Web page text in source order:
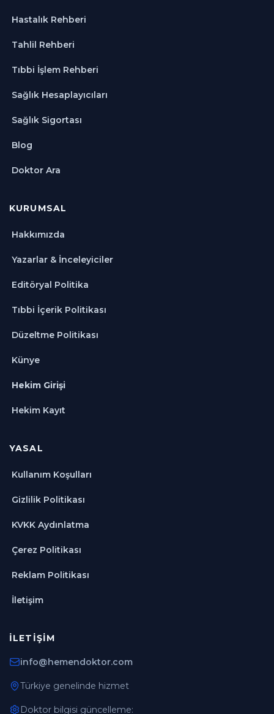
Hastalık Rehberi
Tahlil Rehberi
Tıbbi İşlem Rehberi
Sağlık Hesaplayıcıları
Sağlık Sigortası
Blog
Doktor Ara
KURUMSAL
Hakkımızda
Yazarlar & İnceleyiciler
Editöryal Politika
Tıbbi İçerik Politikası
Düzeltme Politikası
Künye
Hekim Girişi
Hekim Kayıt
YASAL
Kullanım Koşulları
Gizlilik Politikası
KVKK Aydınlatma
Çerez Politikası
Reklam Politikası
İletişim
İLETIŞIM
info@hemendoktor.com
Türkiye genelinde hizmet
Doktor bilgisi güncelleme: